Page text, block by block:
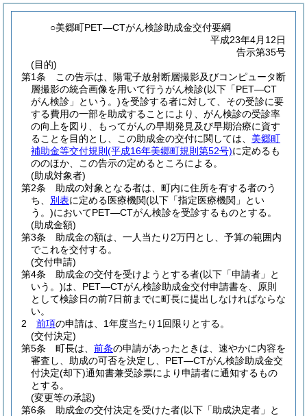
○美郷町PET―CTがん検診助成金交付要綱
平成23年4月12日
告示第35号
(目的)
第1条
この告示は、陽電子放射断層撮影及びコンピュータ断
層撮影の統合画像を用いて行うがん検診(以下「PET―CT
がん検診」という。)を受診する者に対して、その受診に要
する費用の一部を助成することにより、がん検診の受診率
の向上を図り、もってがんの早期発見及び早期治療に資す
ることを目的とし、この助成金の交付に関しては、 美郷町
補助金等交付規則 (平成16年美郷町規則第52号)に定めるも
ののほか、この告示の定めるところによる。
(助成対象者)
第2条
助成の対象となる者は、町内に住所を有する者のう
ち、 別表に定める医療機関(以下「指定医療機関」とい
う。)においてPET―CTがん検診を受診するものとする。
(助成金額)
第3条
助成金の額は、一人当たり2万円とし、予算の範囲内
でこれを交付する。
(交付申請)
第4条
助成金の交付を受けようとする者(以下「申請者」と
いう。)は、PET―CTがん検診助成金交付申請書を、原則
として検診日の前7日前までに町長に提出しなければならな
い。
2
前項の申請は、1年度当たり1回限りとする。
(交付決定)
第5条
町長は、 前条の申請があったときは、速やかに内容を
審査し、助成の可否を決定し、PET―CTがん検診助成金交
付決定(却下)通知書兼受診票により申請者に通知するもの
とする。
(変更等の承認)
第6条
助成金の交付決定を受けた者(以下「助成決定者」と